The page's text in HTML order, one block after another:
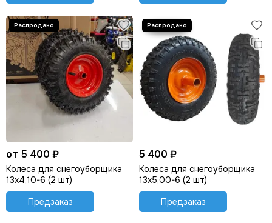
от 5 400 ₽
Колеса для снегоуборщика
13х4,10-6 (2 шт)
Предзаказ
5 400 ₽
Колеса для снегоуборщика
13х5,00-6 (2 шт)
Предзаказ